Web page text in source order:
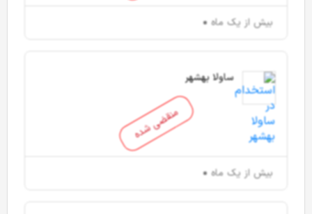
بیش از یک ماه
منقضی شده
ساولا بهشهر
بیش از یک ماه